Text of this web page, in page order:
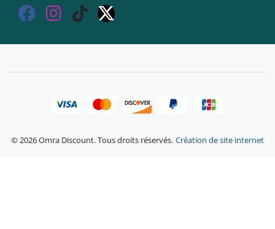
© 2026 Omra Discount. Tous droits réservés. Création de site internet